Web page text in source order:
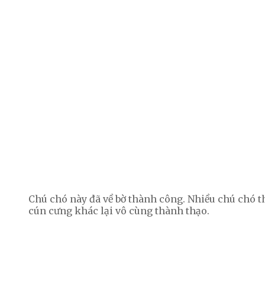
Chú chó này đã về bờ thành công. Nhiều chú
cún cưng khác lại vô cùng thành thạo.